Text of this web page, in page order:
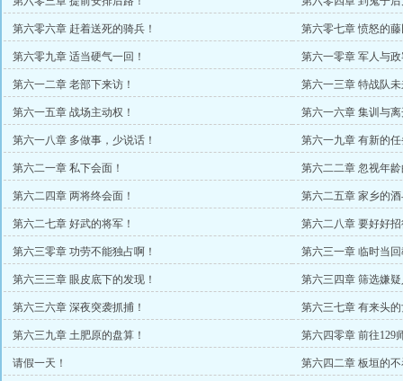
第六零六章 赶着送死的骑兵！ 第六零七章 愤怒的
第六零九章 适当硬气一回！ 第六一零章 军人与
第六一二章 老部下来访！ 第六一三章 特战队
第六一五章 战场主动权！ 第六一六章 集训与
第六一八章 多做事，少说话！ 第六一九章 有新的
第六二一章 私下会面！ 第六二二章 忽视年
第六二四章 两将终会面！ 第六二五章 家乡的
第六二七章 好武的将军！ 第六二八章 要好好
第六三零章 功劳不能独占啊！ 第六三一章 临时当
第六三三章 眼皮底下的发现！ 第六三四章 筛选嫌
第六三六章 深夜突袭抓捕！ 第六三七章 有来头
第六三九章 土肥原的盘算！ 第六四零章 前往129
请假一天！ 第六四二章 板垣的